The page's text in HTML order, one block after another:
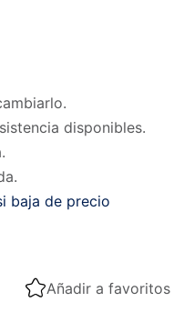
disponibles.
baja de precio
Añadir a favoritos